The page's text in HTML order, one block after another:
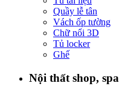
Quầy lễ tân
Vách ốp tường
Chữ nổi 3D
Tủ locker
Ghế
Nội thất shop, spa